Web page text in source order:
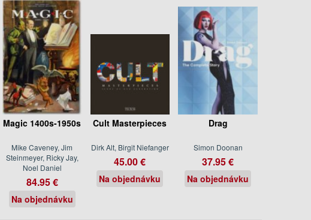
Magic 1400s-1950s
Mike Caveney, Jim
Steinmeyer, Ricky Jay,
Noel Daniel
84.95 €
Na objednávku
Cult Masterpieces
Dirk Alt, Birgit Niefanger
45.00 €
Na objednávku
Drag
Simon Doonan
37.95 €
Na objednávku